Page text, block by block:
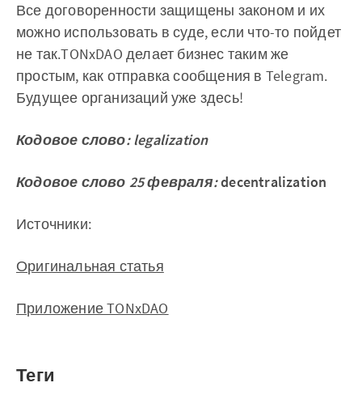
Все договоренности защищены законом и их
можно использовать в суде, если что-то пойдет
не так.TONxDAO делает бизнес таким же
простым, как отправка сообщения в Telegram.
Будущее организаций уже здесь!
Кодовое слово: legalization
Кодовое слово 25 февраля:decentralization
Источники:
Оригинальная статья
Приложение TONxDAO
Теги